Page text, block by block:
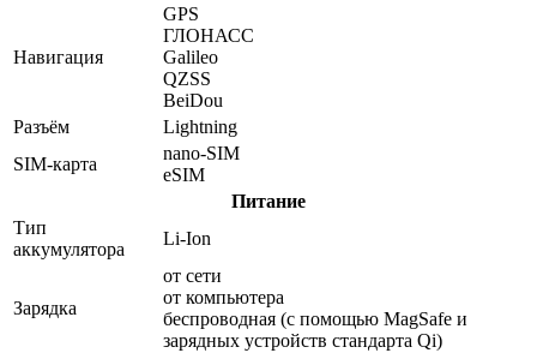
Навигация
GPS
ГЛОНАСС
Galileo
QZSS
BeiDou
Разъём
Lightning
SIM-карта
nano-SIM
eSIM
Питание
Тип
аккумулятора
Li-Ion
Зарядка
от сети
от компьютера
беспроводная (с помощью MagSafe и
зарядных устройств стандарта Qi)